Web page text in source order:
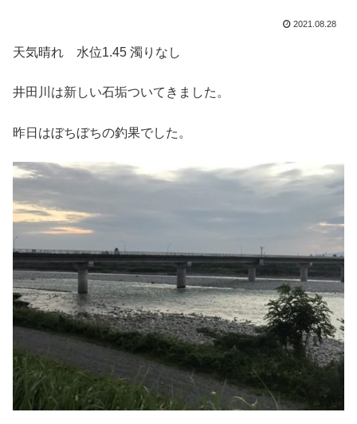
2021.08.28
天気晴れ 水位1.45 濁りなし
井田川は新しい石垢ついてきました。
昨日はぼちぼちの釣果でした。